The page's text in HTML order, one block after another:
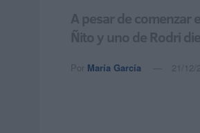
A pesar de comenzar
Ñito y uno de Rodri
Por María García 21/12/